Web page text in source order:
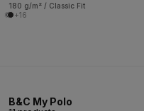
180 g/m² / Classic Fit
+16
B&C My Polo